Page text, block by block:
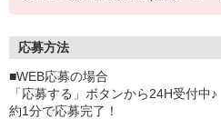
応募方法
■WEB応募の場合
「応募する」ボタンから24H受付中♪
約1分で応募完了！